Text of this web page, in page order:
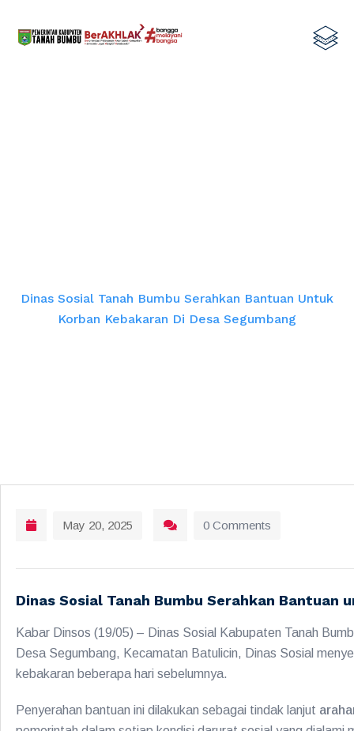
Dinas Sosial Tanah Bumbu Serahkan Bantuan Untuk
Korban Kebakaran Di Desa Segumbang
May 20, 2025 0 Comments
Dinas Sosial Tanah Bumbu Serahkan Bantuan
Kabar Dinsos (19/05) – Dinas Sosial Kabupaten Tanah
Desa Segumbang, Kecamatan Batulicin, Dinas Sosial
kebakaran beberapa hari sebelumnya.
Penyerahan bantuan ini dilakukan sebagai tindak lanjut